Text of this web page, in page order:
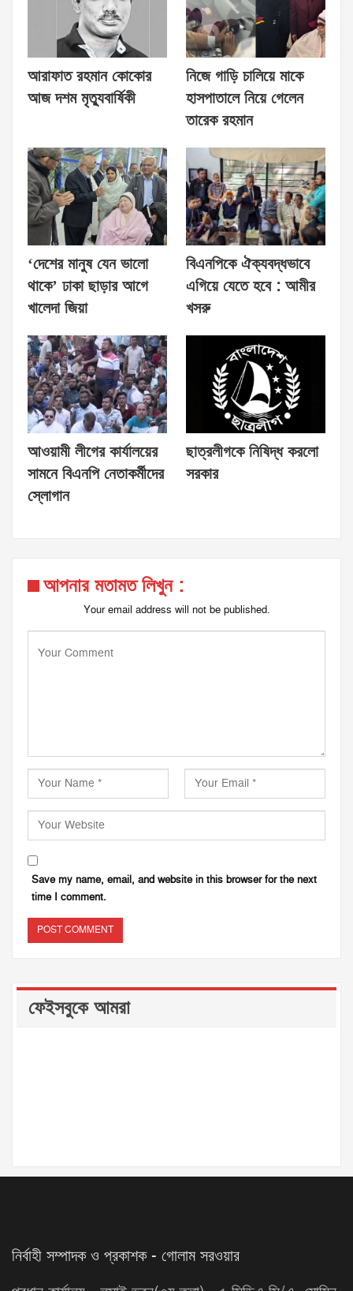
আরাফাত রহমান কোকোর
আজ দশম মৃত্যুবার্ষিকী
নিজে গাড়ি চালিয়ে মাকে
হাসপাতালে নিয়ে গেলেন
তারেক রহমান
‘দেশের মানুষ যেন ভালো
থাকে’ ঢাকা ছাড়ার আগে
খালেদা জিয়া
বিএনপিকে ঐক্যবদ্ধভাবে
এগিয়ে যেতে হবে : আমীর
খসরু
আওয়ামী লীগের কার্যালয়ের
সামনে বিএনপি নেতাকর্মীদের
স্লোগান
ছাত্রলীগকে নিষিদ্ধ করলো
সরকার
আপনার মতামত লিখুন :
Your email address will not be published.
Save my name, email, and website in this browser for the next
time I comment.
ফেইসবুকে আমরা
নির্বাহী সম্পাদক ও প্রকাশক - গোলাম সরওয়ার